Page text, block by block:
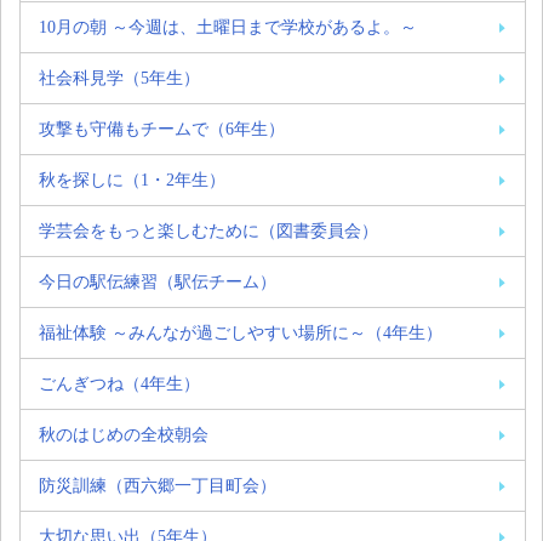
10月の朝 ～今週は、土曜日まで学校があるよ。～
社会科見学（5年生）
攻撃も守備もチームで（6年生）
秋を探しに（1・2年生）
学芸会をもっと楽しむために（図書委員会）
今日の駅伝練習（駅伝チーム）
福祉体験 ～みんなが過ごしやすい場所に～（4年生）
ごんぎつね（4年生）
秋のはじめの全校朝会
防災訓練（西六郷一丁目町会）
大切な思い出（5年生）